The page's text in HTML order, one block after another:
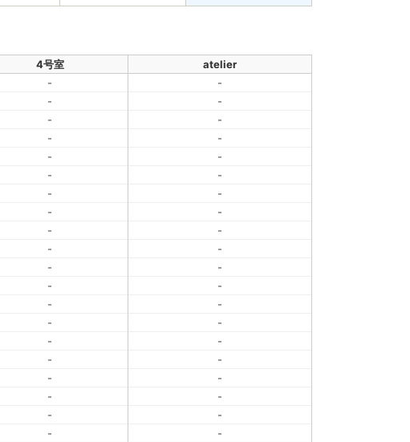
4号室
atelier
-
-
-
-
-
-
-
-
-
-
-
-
-
-
-
-
-
-
-
-
-
-
-
-
-
-
-
-
-
-
-
-
-
-
-
-
-
-
-
-